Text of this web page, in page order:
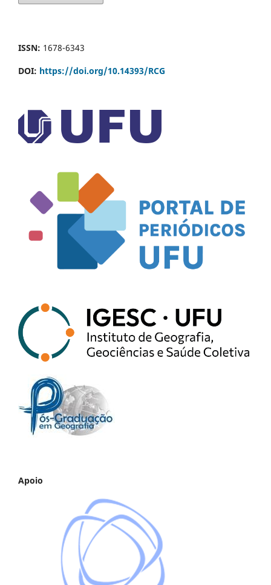
ISSN: 1678-6343
DOI: https://doi.org/10.14393/RCG
Apoio